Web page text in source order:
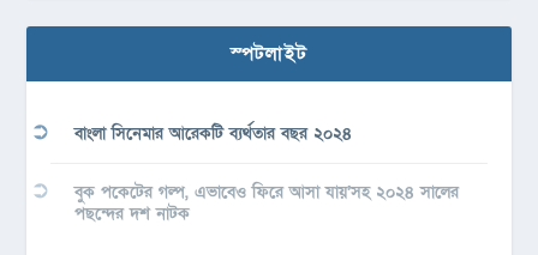
স্পটলাইট
বাংলা সিনেমার আরেকটি ব্যর্থতার বছর ২০২৪
বুক পকেটের গল্প, এভাবেও ফিরে আসা যায়’সহ ২০২৪ সালের
পছন্দের দশ নাটক